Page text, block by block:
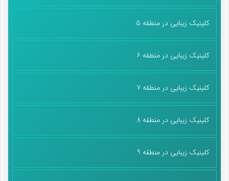
کلینیک زیبایی در منطقه 5
کلینیک زیبایی در منطقه 6
کلینیک زیبایی در منطقه 7
کلینیک زیبایی در منطقه 8
کلینیک زیبایی در منطقه 9